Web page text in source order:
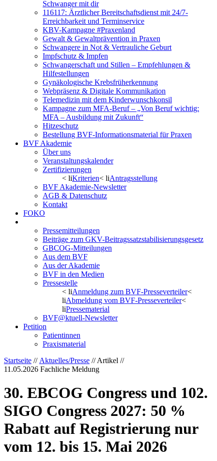
Schwanger mit dir
116117: Ärztlicher Bereitschaftsdienst mit 24/7-
Erreichbarkeit und Terminservice
KBV-Kampagne #Praxenland
Gewalt & Gewaltprävention in Praxen
Schwangere in Not & Vertrauliche Geburt
Impfschutz & Impfen
Schwangerschaft und Stillen – Empfehlungen &
Hilfestellungen
Gynäkologische Krebsfrüherkennung
Webpräsenz & Digitale Kommunikation
Telemedizin mit dem Kinderwunschkonsil
Kampagne zum MFA-Beruf – „Von Beruf wichtig:
MFA – Ausbildung mit Zukunft“
Hitzeschutz
Bestellung BVF-Informationsmaterial für Praxen
BVF Akademie
Über uns
Veranstaltungskalender
Zertifizierungen
< liKriterien< liAntragsstellung
BVF Akademie-Newsletter
AGB & Datenschutz
Kontakt
FOKO
Pressemitteilungen
Beiträge zum GKV-Beitragssatzstabilisierungsgesetz
GBCOG-Mitteilungen
Aus dem BVF
Aus der Akademie
BVF in den Medien
Pressestelle
< liAnmeldung zum BVF-Presseverteiler<
liAbmeldung vom BVF-Presseverteiler<
liPressematerial
BVF@ktuell-Newsletter
Petition
Patientinnen
Praxismaterial
Startseite // Aktuelles/Presse // Artikel //
11.05.2026 Fachliche Meldung
30. EBCOG Congress und 102.
SIGO Congress 2027: 50 %
Rabatt auf Registrierung nur
vom 12. bis 15. Mai 2026